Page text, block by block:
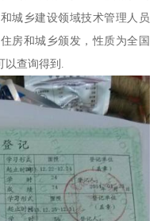
城乡建设领域技术管理人员
房和城乡颁发，性质为全国
查询得到.